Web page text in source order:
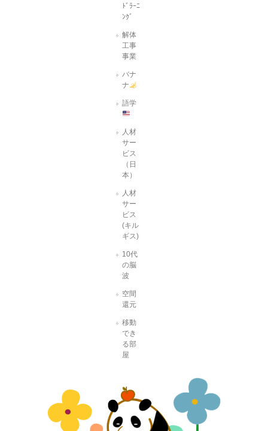
ﾄﾞﾗｰﾆ
ﾝｸﾞ
解体
工事
事業
バナ
ナ
語学
人材
サー
ビス
（日
本）
人材
サー
ビス
(キル
ギス)
10代
の脳
波
空間
還元
移動
でき
る部
屋